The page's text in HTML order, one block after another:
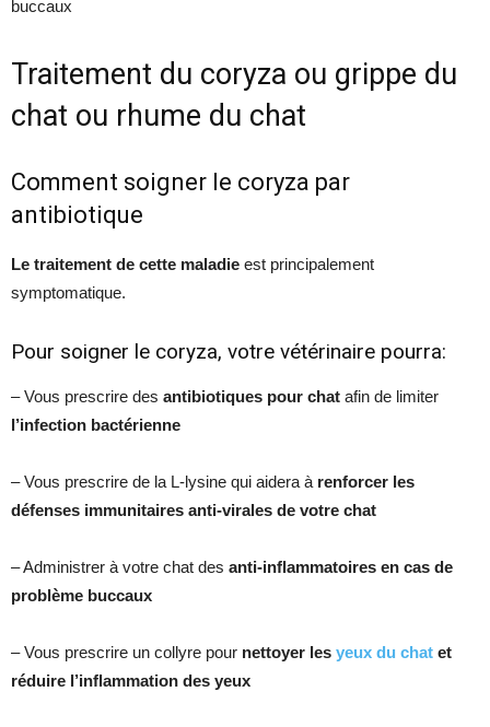
buccaux
Traitement du coryza ou grippe du
chat ou rhume du chat
Comment soigner le coryza par
antibiotique
Le traitement de cette maladie est principalement
symptomatique.
Pour soigner le coryza, votre vétérinaire pourra:
– Vous prescrire des antibiotiques pour chat afin de limiter
l’infection bactérienne
– Vous prescrire de la L-lysine qui aidera à renforcer les
défenses immunitaires anti-virales de votre chat
– Administrer à votre chat des anti-inflammatoires en cas de
problème buccaux
– Vous prescrire un collyre pour nettoyer les yeux du chat et
réduire l’inflammation des yeux